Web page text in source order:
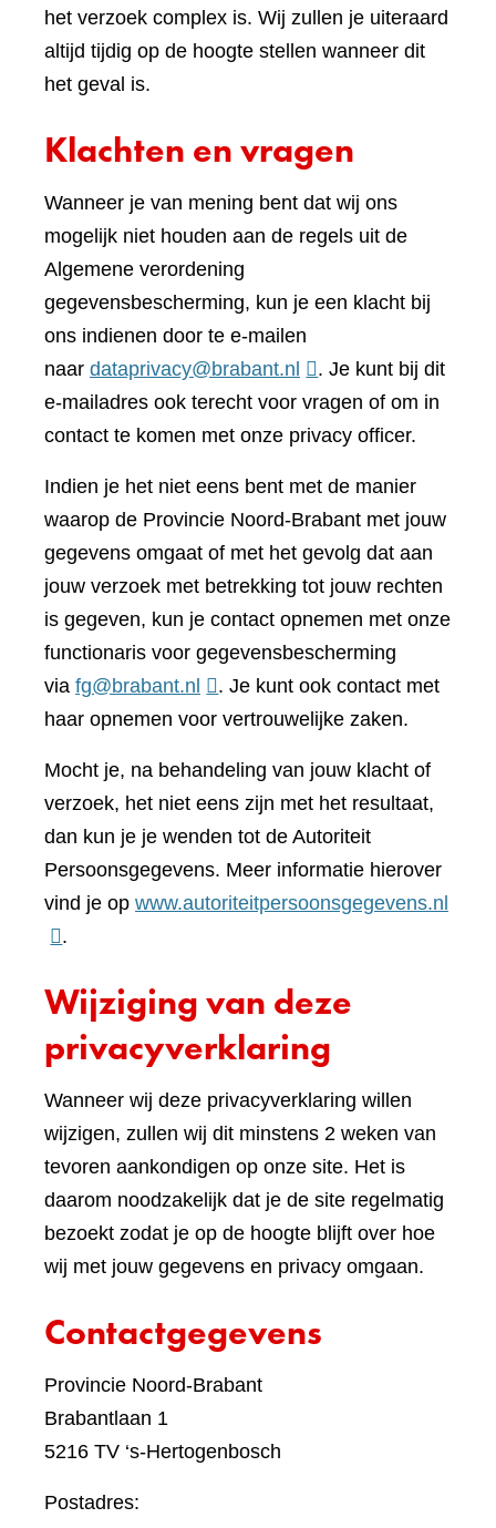
het verzoek complex is. Wij zullen je uiteraard
altijd tijdig op de hoogte stellen wanneer dit
het geval is.
Klachten en vragen
Wanneer je van mening bent dat wij ons
mogelijk niet houden aan de regels uit de
Algemene verordening
gegevensbescherming, kun je een klacht bij
ons indienen door te e-mailen
naar dataprivacy@brabant.nl
. Je kunt bij dit
e-mailadres ook terecht voor vragen of om in
contact te komen met onze privacy officer.
Indien je het niet eens bent met de manier
waarop de Provincie Noord-Brabant met jouw
gegevens omgaat of met het gevolg dat aan
jouw verzoek met betrekking tot jouw rechten
is gegeven, kun je contact opnemen met onze
functionaris voor gegevensbescherming
via fg@brabant.nl
. Je kunt ook contact met
haar opnemen voor vertrouwelijke zaken.
Mocht je, na behandeling van jouw klacht of
verzoek, het niet eens zijn met het resultaat,
dan kun je je wenden tot de Autoriteit
Persoonsgegevens. Meer informatie hierover
vind je op www.autoriteitpersoonsgegevens.nl
.
Wijziging van deze
privacyverklaring
Wanneer wij deze privacyverklaring willen
wijzigen, zullen wij dit minstens 2 weken van
tevoren aankondigen op onze site. Het is
daarom noodzakelijk dat je de site regelmatig
bezoekt zodat je op de hoogte blijft over hoe
wij met jouw gegevens en privacy omgaan.
Contactgegevens
Provincie Noord-Brabant
Brabantlaan 1
5216 TV ‘s-Hertogenbosch
Postadres: